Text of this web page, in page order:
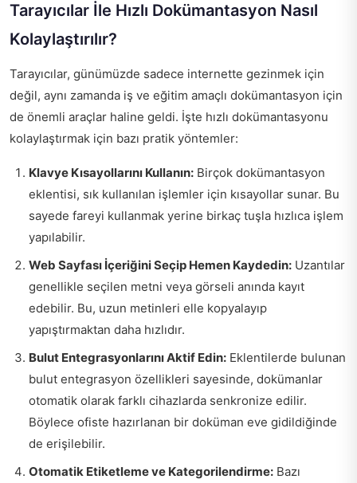
Tarayıcılar İle Hızlı Dokümantasyon Nasıl
Kolaylaştırılır?
Tarayıcılar, günümüzde sadece internette gezinmek için
değil, aynı zamanda iş ve eğitim amaçlı dokümantasyon için
de önemli araçlar haline geldi. İşte hızlı dokümantasyonu
kolaylaştırmak için bazı pratik yöntemler:
Klavye Kısayollarını Kullanın: Birçok dokümantasyon
eklentisi, sık kullanılan işlemler için kısayollar sunar. Bu
sayede fareyi kullanmak yerine birkaç tuşla hızlıca işlem
yapılabilir.
Web Sayfası İçeriğini Seçip Hemen Kaydedin: Uzantılar
genellikle seçilen metni veya görseli anında kayıt
edebilir. Bu, uzun metinleri elle kopyalayıp
yapıştırmaktan daha hızlıdır.
Bulut Entegrasyonlarını Aktif Edin: Eklentilerde bulunan
bulut entegrasyon özellikleri sayesinde, dokümanlar
otomatik olarak farklı cihazlarda senkronize edilir.
Böylece ofiste hazırlanan bir doküman eve gidildiğinde
de erişilebilir.
Otomatik Etiketleme ve Kategorilendirme: Bazı